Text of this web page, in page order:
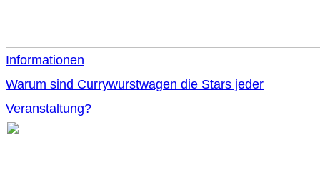
Informationen
Warum sind Currywurstwagen die Stars jeder
Veranstaltung?